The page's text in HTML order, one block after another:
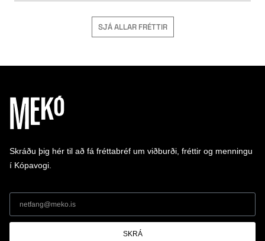
SJÁ ALLAR FRÉTTIR
Skráðu þig hér til að fá fréttabréf um viðburði, fréttir og menningu
í Kópavogi.
SKRÁ